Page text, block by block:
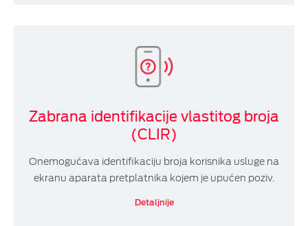
Zabrana identifikacije vlastitog broja
(CLIR)
Onemogućava identifikaciju broja korisnika usluge na
ekranu aparata pretplatnika kojem je upućen poziv.
Detaljnije